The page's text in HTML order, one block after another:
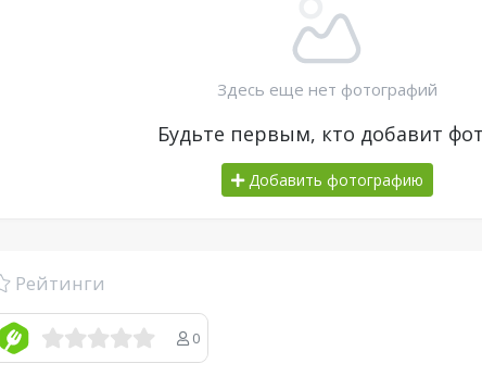
Здесь еще нет фотографий
Будьте первым, кто добавит
Добавить фотографию
Рейтинги
0